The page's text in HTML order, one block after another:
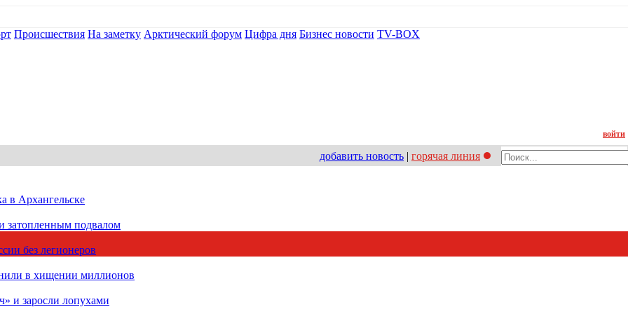
Происшествия На заметку Арктический форум Цифра дня Бизнес новости TV-BOX
войти
добавить новость | горячая линия
в Архангельске
затопленным подвалом
без легионеров
в хищении миллионов
и заросли лопухами